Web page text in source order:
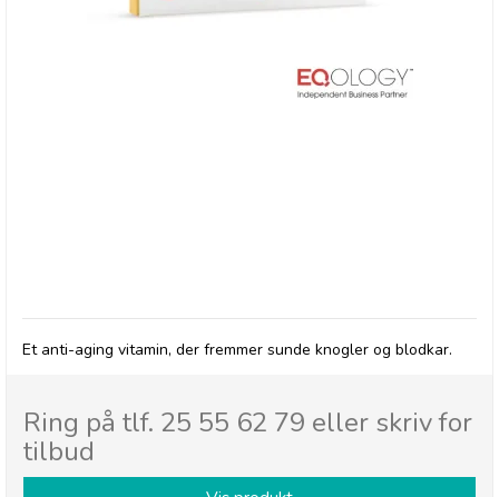
Et anti-aging vitamin, der fremmer sunde knogler og blodkar.
Ring på tlf. 25 55 62 79 eller skriv for
tilbud